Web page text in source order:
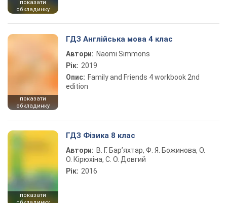
показати
обкладинку
показати
обкладинку
ГДЗ Англійська мова 4 клас
Автори: Naomi Simmons
Рік: 2019
Опис: Family and Friends 4 workbook 2nd
edition
показати
ГДЗ Фізика 8 клас
Автори: В. Г. Бар’яхтар, Ф. Я. Божинова, О.
О. Кірюхіна, С. О. Довгий
Рік: 2016